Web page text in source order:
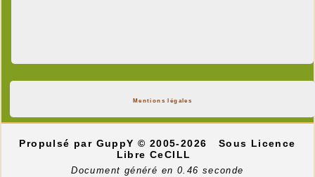
Mentions légales
Propulsé par GuppY© 2005-2026
Sous Licence
Libre CeCILL
Document généré en 0.46 seconde